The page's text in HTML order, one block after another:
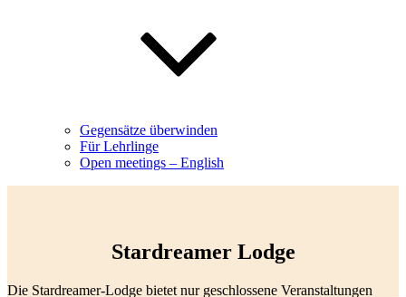
Gegensätze überwinden
Für Lehrlinge
Open meetings – English
Stardreamer Lodge
Die Stardreamer-Lodge bietet nur geschlossene Veranstaltungen